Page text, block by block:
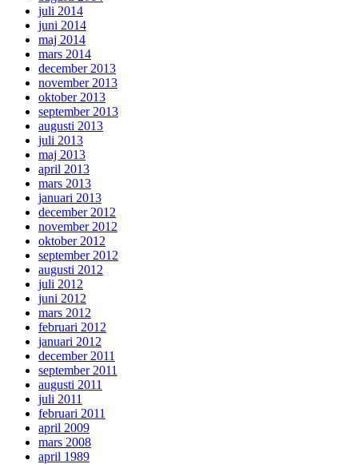
juli 2014
juni 2014
maj 2014
mars 2014
december 2013
november 2013
oktober 2013
september 2013
augusti 2013
juli 2013
maj 2013
april 2013
mars 2013
januari 2013
december 2012
november 2012
oktober 2012
september 2012
augusti 2012
juli 2012
juni 2012
mars 2012
februari 2012
januari 2012
december 2011
september 2011
augusti 2011
juli 2011
februari 2011
april 2009
mars 2008
april 1989